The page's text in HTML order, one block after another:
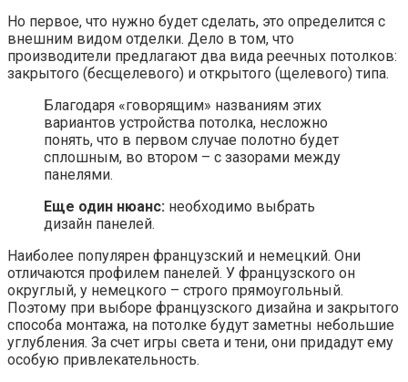
Но первое, что нужно будет сделать, это определится с
внешним видом отделки. Дело в том, что
производители предлагают два вида реечных потолков:
закрытого (бесщелевого) и открытого (щелевого) типа.
Благодаря «говорящим» названиям этих
вариантов устройства потолка, несложно
понять, что в первом случае полотно будет
сплошным, во втором – с зазорами между
панелями.
Еще один нюанс: необходимо выбрать
дизайн панелей.
Наиболее популярен французский и немецкий. Они
отличаются профилем панелей. У французского он
округлый, у немецкого – строго прямоугольный.
Поэтому при выборе французского дизайна и закрытого
способа монтажа, на потолке будут заметны небольшие
углубления. За счет игры света и тени, они придадут ему
особую привлекательность.